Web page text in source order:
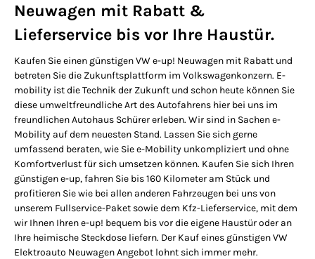
Neuwagen mit Rabatt &
Lieferservice bis vor Ihre Haustür.
Kaufen Sie einen günstigen VW e-up! Neuwagen mit Rabatt und
betreten Sie die Zukunftsplattform im Volkswagenkonzern. E-
mobility ist die Technik der Zukunft und schon heute können Sie
diese umweltfreundliche Art des Autofahrens hier bei uns im
freundlichen Autohaus Schürer erleben. Wir sind in Sachen e-
Mobility auf dem neuesten Stand. Lassen Sie sich gerne
umfassend beraten, wie Sie e-Mobility unkompliziert und ohne
Komfortverlust für sich umsetzen können. Kaufen Sie sich Ihren
günstigen e-up, fahren Sie bis 160 Kilometer am Stück und
profitieren Sie wie bei allen anderen Fahrzeugen bei uns von
unserem Fullservice-Paket sowie dem Kfz-Lieferservice, mit dem
wir Ihnen Ihren e-up! bequem bis vor die eigene Haustür oder an
Ihre heimische Steckdose liefern. Der Kauf eines günstigen VW
Elektroauto Neuwagen Angebot lohnt sich immer mehr.